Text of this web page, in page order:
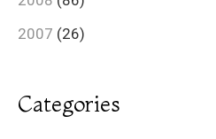
2007 (26)
Categories